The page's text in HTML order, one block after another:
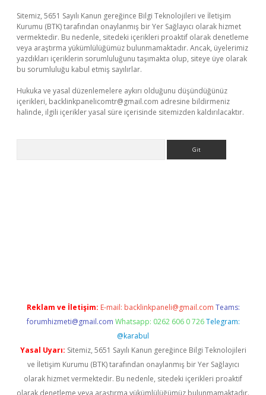
Sitemiz, 5651 Sayılı Kanun gereğince Bilgi Teknolojileri ve İletişim
Kurumu (BTK) tarafından onaylanmış bir Yer Sağlayıcı olarak hizmet
vermektedir. Bu nedenle, sitedeki içerikleri proaktif olarak denetleme
veya araştırma yükümlülüğümüz bulunmamaktadır. Ancak, üyelerimiz
yazdıkları içeriklerin sorumluluğunu taşımakta olup, siteye üye olarak
bu sorumluluğu kabul etmiş sayılırlar.
Hukuka ve yasal düzenlemelere aykırı olduğunu düşündüğünüz
içerikleri, backlinkpanelicomtr@gmail.com adresine bildirmeniz
halinde, ilgili içerikler yasal süre içerisinde sitemizden kaldırılacaktır.
Reklam ve İletişim: E-mail: backlinkpaneli@gmail.com Teams:
forumhizmeti@gmail.com Whatsapp: 0262 606 0 726 Telegram:
@karabul
Yasal Uyarı: Sitemiz, 5651 Sayılı Kanun gereğince Bilgi Teknolojileri
ve İletişim Kurumu (BTK) tarafından onaylanmış bir Yer Sağlayıcı
olarak hizmet vermektedir. Bu nedenle, sitedeki içerikleri proaktif
olarak denetleme veya araştırma yükümlülüğümüz bulunmamaktadır.